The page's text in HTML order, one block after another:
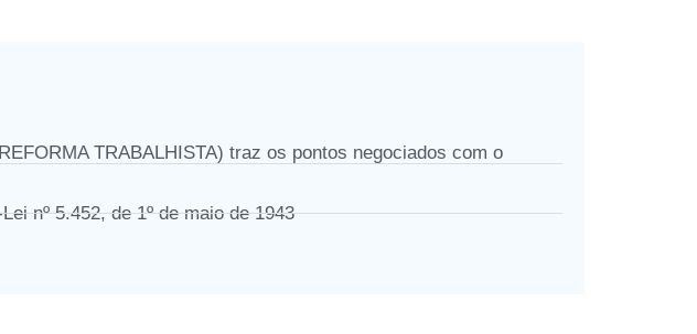
TRABALHISTA) traz os pontos negociados com o
nº 5.452, de 1º de maio de 1943